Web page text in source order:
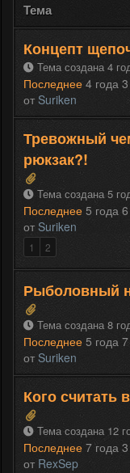
Тема
Концепт
Тема создана 4
Последнее 4 года
от Suriken
Тревожный
рюкзак?!
Тема создана 5
Последнее 5 года
от Suriken
1 2
Рыболовный
Тема создана 8
Последнее 5 года
от Suriken
Кого
Тема создана 12
Последнее 7 года
от RexSep